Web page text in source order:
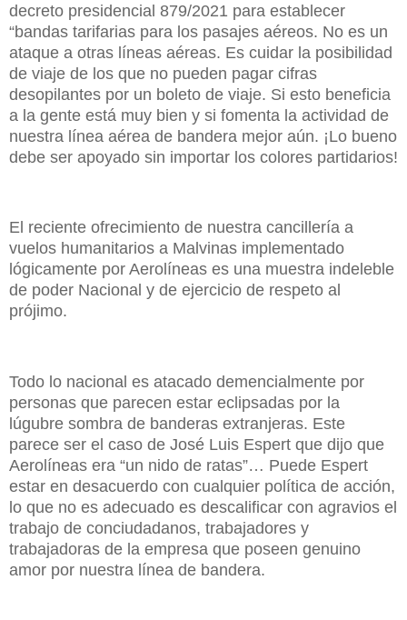
decreto presidencial 879/2021 para establecer
“bandas tarifarias para los pasajes aéreos. No es un
ataque a otras líneas aéreas. Es cuidar la posibilidad
de viaje de los que no pueden pagar cifras
desopilantes por un boleto de viaje. Si esto beneficia
a la gente está muy bien y si fomenta la actividad de
nuestra línea aérea de bandera mejor aún. ¡Lo bueno
debe ser apoyado sin importar los colores partidarios!
El reciente ofrecimiento de nuestra cancillería a
vuelos humanitarios a Malvinas implementado
lógicamente por Aerolíneas es una muestra indeleble
de poder Nacional y de ejercicio de respeto al
prójimo.
Todo lo nacional es atacado demencialmente por
personas que parecen estar eclipsadas por la
lúgubre sombra de banderas extranjeras. Este
parece ser el caso de José Luis Espert que dijo que
Aerolíneas era “un nido de ratas”… Puede Espert
estar en desacuerdo con cualquier política de acción,
lo que no es adecuado es descalificar con agravios el
trabajo de conciudadanos, trabajadores y
trabajadoras de la empresa que poseen genuino
amor por nuestra línea de bandera.